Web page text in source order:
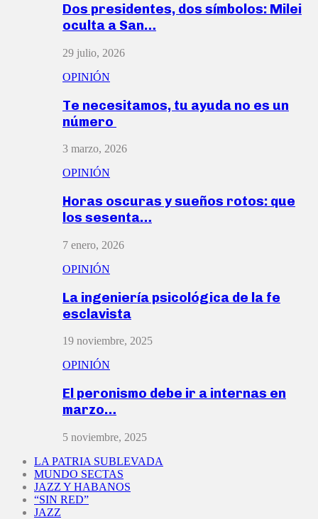
Dos presidentes, dos símbolos: Milei
oculta a San…
29 julio, 2026
OPINIÓN
Te necesitamos, tu ayuda no es un
número
3 marzo, 2026
OPINIÓN
Horas oscuras y sueños rotos: que
los sesenta…
7 enero, 2026
OPINIÓN
La ingeniería psicológica de la fe
esclavista
19 noviembre, 2025
OPINIÓN
El peronismo debe ir a internas en
marzo…
5 noviembre, 2025
LA PATRIA SUBLEVADA
MUNDO SECTAS
JAZZ Y HABANOS
“SIN RED”
JAZZ